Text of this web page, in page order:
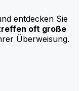
entdecken Sie
oft große
Überweisung.